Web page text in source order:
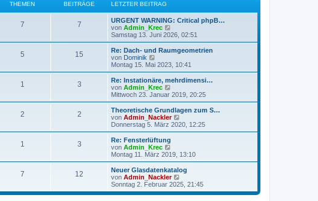
THEMEN BEITRÄGE LETZTER BEITRAG
7 7
URGENT WARNING: Critical phpB…
von Admin_Krec
e
u
e
t
e
B
e
i
r
a
g
Samstag 13. Juni 2026, 02:51
5 15
Re: Dach- und Raumgeometrien
von Dominik
e
u
e
s
t
r
B
e
i
r
a
g
Montag 15. Mai 2023, 10:41
1 3
Re: Instationäre, mehrdimensi…
von Admin_Krec
e
u
e
s
t
e
i
r
a
g
Mittwoch 23. Januar 2019, 20:25
2 2
Theoretische Grundlagen zum S…
von Admin_Nackler
e
u
t
B
e
i
t
Donnerstag 5. März 2020, 12:25
1 3
Re: Fensterlüftung
von Admin_Krec
e
u
e
s
t
r
Montag 11. März 2019, 13:10
7 12
Neuer Glasdatenkatalog
von Admin_Nackler
e
u
Sonntag 2. Februar 2025, 21:45